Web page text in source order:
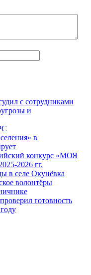
с сотрудниками
и
в
конкурс «МОЯ
2026 гг.
в селе Окунёвка
волонтёры
готовность